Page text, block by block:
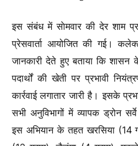
इस संबंध में साेमवार की देर शाम
प्रेसवार्ता आयोजित की गई।
जानकारी देते हुए बताया कि शासन
पदार्थों की खेती पर प्रभावी
कार्रवाई लगातार जारी है। इसके
सभी अनुविभागों में व्यापक ड्रोन
इस अभियान के तहत खरसिया (14